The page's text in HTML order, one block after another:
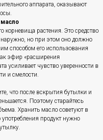
аппарата, оказывают
корневища растения. Это средство
но при этом оно должно
способом его использования
эфир «расширения
усиливает чувство уверенности в
и смелости.
что после вскрытия бутылки и
Поэтому старайтесь
Хранить масло советуют в
продукт нужно